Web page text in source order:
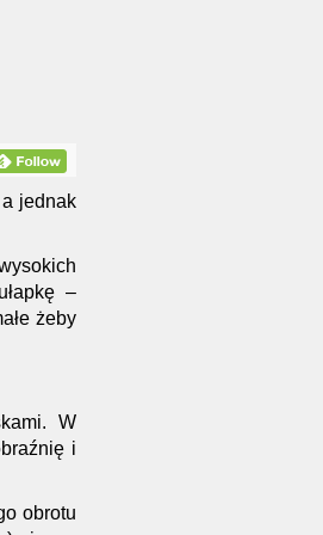
jednak
–
żeby
W
i
obrotu